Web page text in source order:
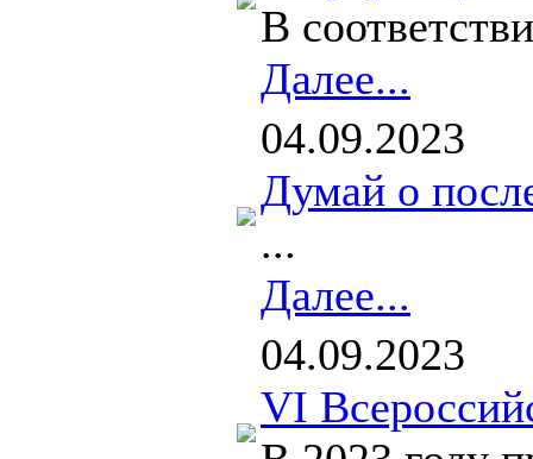
В
Далее...
04.09.2023
Думай о
...
Далее...
04.09.2023
VI